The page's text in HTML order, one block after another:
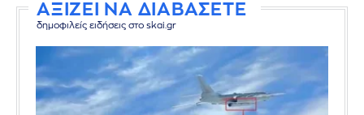
ΑΞΙΖΕΙ ΝΑ ΔΙΑΒΑΣΕΤΕ
δημοφιλείς ειδήσεις στο skai.gr